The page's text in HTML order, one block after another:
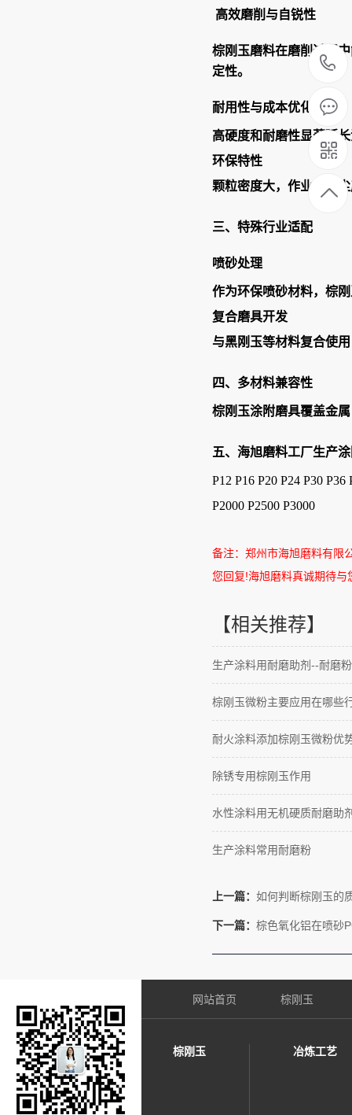
高效磨削与自锐性
棕刚玉磨料在磨削过程
定性。
耐用性与成本优化
高硬度和耐磨性显著延
环保特性
颗粒密度大，作业时粉
三、特殊行业适配
喷砂处理
作为环保喷砂材料，棕
复合磨具开发
与黑刚玉等材料复合使
四、多材料兼容性
棕刚玉涂附磨具覆盖金
五、海旭磨料工厂生产
P12 P16 P20 P24 P30 P36
P2000 P2500 P3000
备注：郑州市海旭磨料有限
您回复!海旭磨料真诚期待与
【相关推荐】
生产涂料用耐磨助剂--耐磨粉
棕刚玉微粉主要应用在哪些
耐火涂料添加棕刚玉微粉优
除锈专用棕刚玉作用
水性涂料用无机硬质耐磨助
生产涂料常用耐磨粉
上一篇： 如何判断棕刚玉的
下一篇： 棕色氧化铝在喷砂
网站首页 棕刚玉
棕刚玉 冶炼工艺